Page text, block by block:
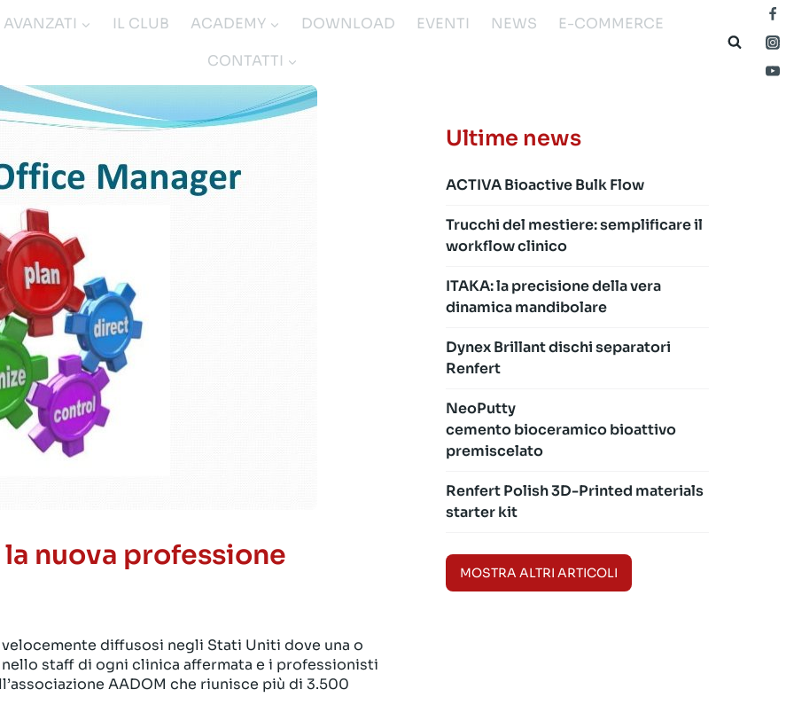
AVANZATI IL CLUB ACADEMY DOWNLOAD EVENTI NEWS
E-COMMERCE
CONTATTI
nuova professione
diffusosi negli Stati Uniti dove una o
staff di ogni clinica affermata e i professionisti
AADOM che riunisce più di 3.500
Ultime news
ACTIVA Bioactive Bulk Flow
Trucchi del mestiere: semplificare il
workflow clinico
ITAKA: la precisione della vera
dinamica mandibolare
Dynex Brillant dischi separatori
Renfert
NeoPutty
cemento bioceramico bioattivo
premiscelato
Renfert Polish 3D-Printed materials
starter kit
MOSTRA ALTRI ARTICOLI